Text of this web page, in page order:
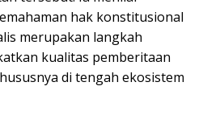
hak konstitusional
merupakan langkah
kualitas pemberitaan
di tengah ekosistem